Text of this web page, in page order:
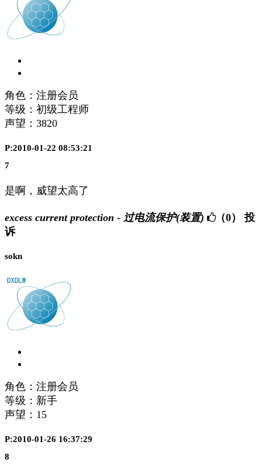
角色：注册会员
等级：初级工程师
声望： 3820
P:2010-01-22 08:53:21
7
是啊，威望太高了
excess current protection - 过电流保护(装置) （0）
投
诉
sokn
角色：注册会员
等级：新手
声望： 15
P:2010-01-26 16:37:29
8